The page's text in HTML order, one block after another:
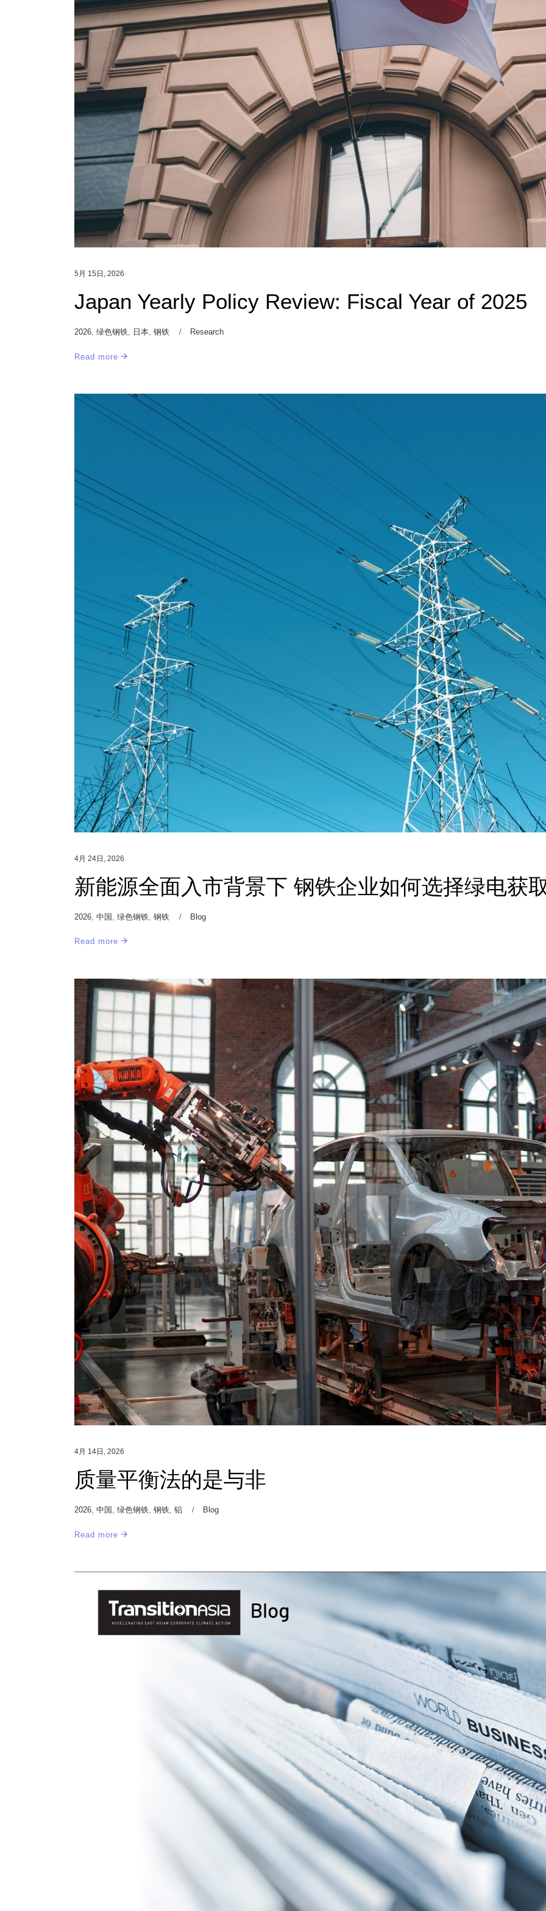
5月 15日, 2026
Japan Yearly Policy Review: Fiscal Year of 2025
2026, 绿色钢铁, 日本, 钢铁 Research
Read more
4月 24日, 2026
新能源全面入市背景下 钢铁企业如何选择绿电获
2026, 中国 , 绿色钢铁, 钢铁 Blog
Read more
4月 14日, 2026
质量平衡法的是与非
2026, 中国 , 绿色钢铁, 钢铁, 铝 Blog
Read more